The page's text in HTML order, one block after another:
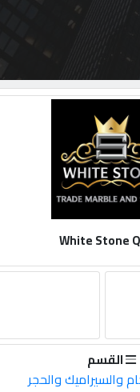
White Stone
القسم
والسيراميك والحجر